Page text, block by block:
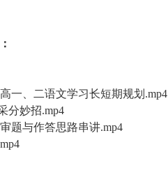
一、二语文学习长短期规划.mp4
分妙招.mp4
题与作答思路串讲.mp4